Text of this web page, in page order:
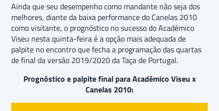
Ainda que seu desempenho como mandante não seja dos
melhores, diante da baixa performance do Canelas 2010
como visitante, o prognóstico no sucesso do Académico
Viseu nesta quinta-feira é a opção mais adequada de
palpite no encontro que fecha a programação das quartas
de final da versão 2019/2020 da Taça de Portugal.
Prognóstico e palpite final para Académico Viseu x
Canelas 2010: